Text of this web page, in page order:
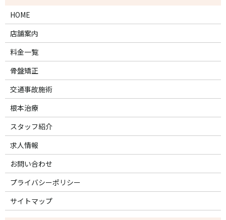
HOME
店舗案内
料金一覧
骨盤矯正
交通事故施術
根本治療
スタッフ紹介
求人情報
お問い合わせ
プライバシーポリシー
サイトマップ